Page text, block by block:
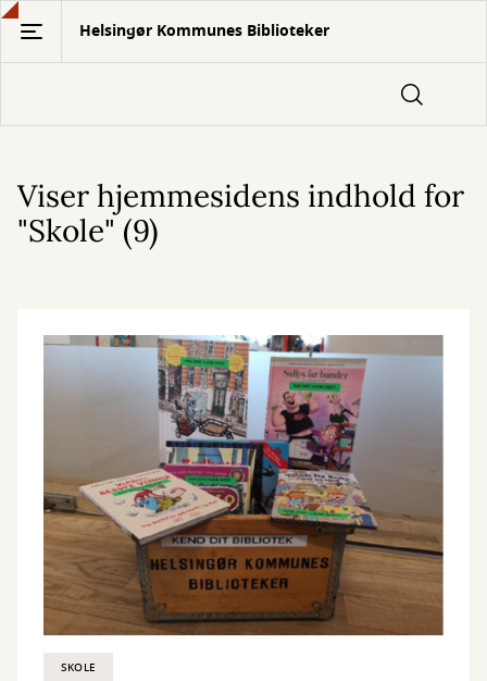
Gå
hovedindhold
Helsingør Kommunes Biblioteker
Viser hjemmesidens indhold for
"Skole" (9)
SKOLE